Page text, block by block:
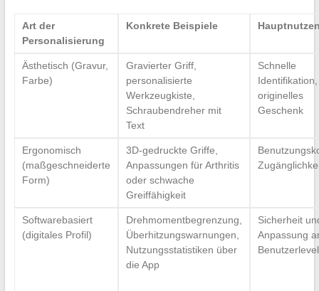
Art der
Personalisierung
Konkrete Beispiele
Ästhetisch (Gravur,
Farbe)
Gravierter Griff,
personalisierte
Werkzeugkiste,
Schraubendreher mit
Text
Schnelle
Identifikation,
originelles
Geschenk
Ergonomisch
(maßgeschneiderte
Form)
3D-gedruckte Griffe,
Anpassungen für Arthritis
oder schwache
Greiffähigkeit
Softwarebasiert
(digitales Profil)
Drehmomentbegrenzung,
Überhitzungswarnungen,
Nutzungsstatistiken über
die App
Sicherheit
Anpassung
Benutzerlevel